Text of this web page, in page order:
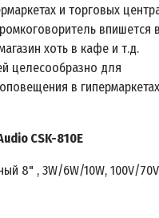
и торговых
впишется
хоть в кафе и т.д.
целесообразно для
в
CSK-810E
8" , 3W/6W/10W, 100V/